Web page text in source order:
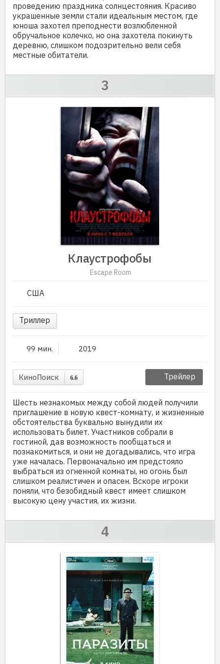
проведению праздника солнцестояния. Красиво
украшенные земли стали идеальным местом, где
юноша захотел преподнести возлюбленной
обручальное колечко, но она захотела покинуть
деревню, слишком подозрительно вели себя
местные обитатели.
Клаустрофобы
Escape Room
США
Триллер
99 мин. 2019
КиноПоиск 6.6 Трейлер
Шесть незнакомых между собой людей получили
приглашение в новую квест-комнату, и жизненные
обстоятельства буквально вынудили их
использовать билет. Участников собрали в
гостиной, дав возможность пообщаться и
познакомиться, и они не догадывались, что игра
уже началась. Первоначально им предстояло
выбраться из огненной комнаты, но огонь был
слишком реалистичен и опасен. Вскоре игроки
поняли, что безобидный квест имеет слишком
высокую цену участия, их жизни.